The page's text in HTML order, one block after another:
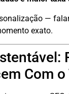
—
exato.
Com